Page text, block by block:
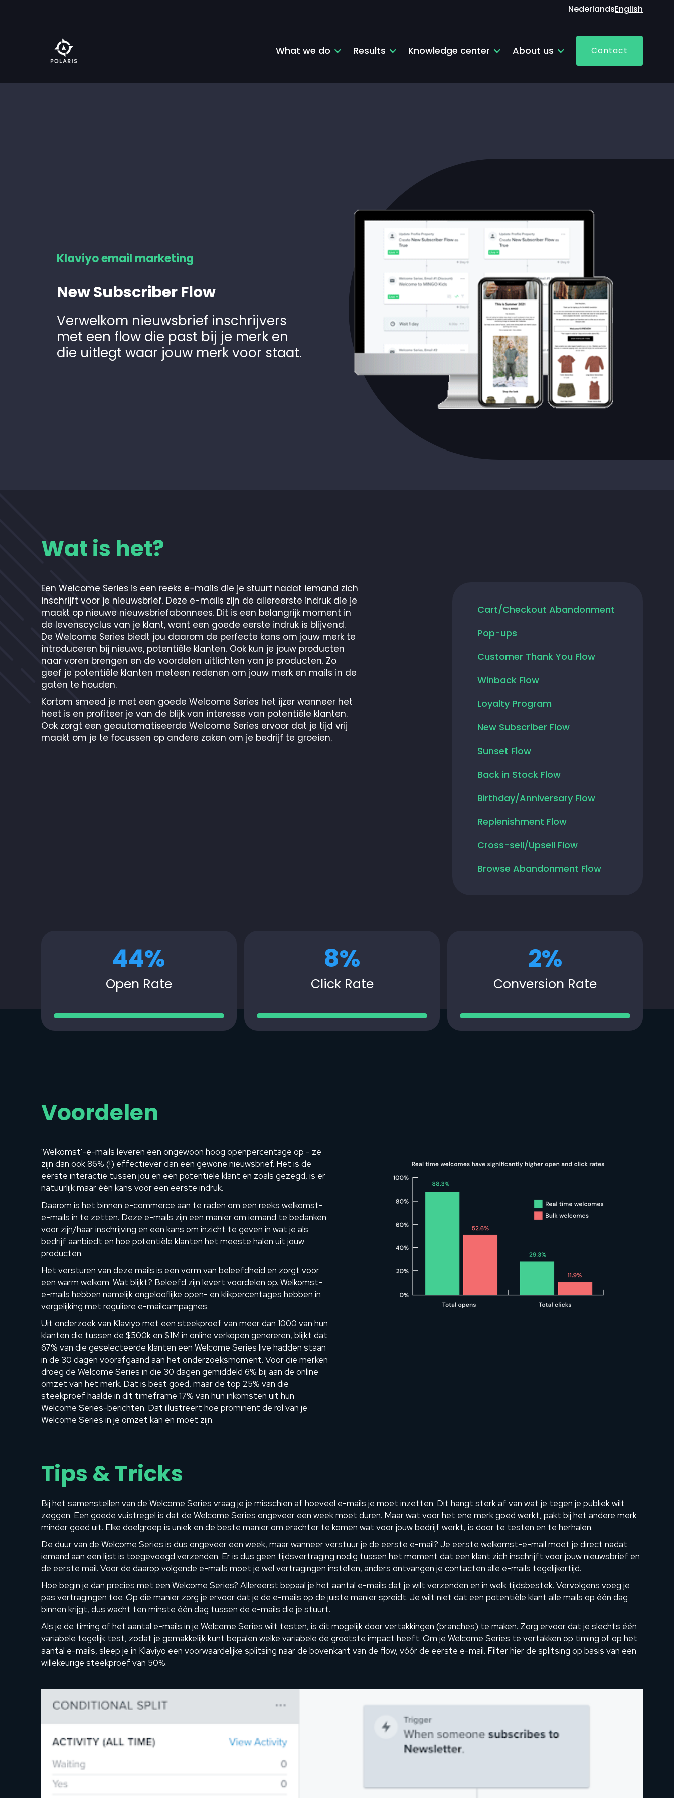
NederlandsEnglish
What we do Results Knowledge center About us Contact
Klaviyo email marketing
New Subscriber Flow
Verwelkom nieuwsbrief inschrijvers
met een flow die past bij je merk en
die uitlegt waar jouw merk voor staat.
Wat is het?
Een Welcome Series is een reeks e-mails die je stuurt nadat iemand zich
inschrijft voor je nieuwsbrief. Deze e-mails zijn de allereerste indruk die je
maakt op nieuwe nieuwsbriefabonnees. Dit is een belangrijk moment in
de levenscyclus van je klant, want een goede eerste indruk is blijvend.
De Welcome Series biedt jou daarom de perfecte kans om jouw merk te
introduceren bij nieuwe, potentiële klanten. Ook kun je jouw producten
naar voren brengen en de voordelen uitlichten van je producten. Zo
geef je potentiële klanten meteen redenen om jouw merk en mails in de
gaten te houden.
Kortom smeed je met een goede Welcome Series het ijzer wanneer het
heet is en profiteer je van de blijk van interesse van potentiële klanten.
Ook zorgt een geautomatiseerde Welcome Series ervoor dat je tijd vrij
maakt om je te focussen op andere zaken om je bedrijf te groeien.
Cart/Checkout Abandonment
Pop-ups
Customer Thank You Flow
Winback Flow
Loyalty Program
New Subscriber Flow
Sunset Flow
Back in Stock Flow
Birthday/Anniversary Flow
Replenishment Flow
Cross-sell/Upsell Flow
Browse Abandonment Flow
44%
Open Rate
8%
Click Rate
2%
Conversion Rate
Voordelen
'Welkomst'-e-mails leveren een ongewoon hoog openpercentage op - ze
zijn dan ook 86% (!) effectiever dan een gewone nieuwsbrief. Het is de
eerste interactie tussen jou en een potentiële klant en zoals gezegd, is er
natuurlijk maar één kans voor een eerste indruk.
Daarom is het binnen e-commerce aan te raden om een reeks welkomst-
e-mails in te zetten. Deze e-mails zijn een manier om iemand te bedanken
voor zijn/haar inschrijving en een kans om inzicht te geven in wat je als
bedrijf aanbiedt en hoe potentiële klanten het meeste halen uit jouw
producten.
Het versturen van deze mails is een vorm van beleefdheid en zorgt voor
een warm welkom. Wat blijkt? Beleefd zijn levert voordelen op. Welkomst-
e-mails hebben namelijk ongelooflijke open- en klikpercentages hebben in
vergelijking met reguliere e-mailcampagnes.
Uit onderzoek van Klaviyo met een steekproef van meer dan 1000 van hun
klanten die tussen de $500k en $1M in online verkopen genereren, blijkt dat
67% van die geselecteerde klanten een Welcome Series live hadden staan
in de 30 dagen voorafgaand aan het onderzoeksmoment. Voor die merken
droeg de Welcome Series in die 30 dagen gemiddeld 6% bij aan de online
omzet van het merk. Dat is best goed, maar de top 25% van die
steekproef haalde in dit timeframe 17% van hun inkomsten uit hun
Welcome Series-berichten. Dat illustreert hoe prominent de rol van je
Welcome Series in je omzet kan en moet zijn.
Tips & Tricks
Bij het samenstellen van de Welcome Series vraag je je misschien af hoeveel e-mails je moet inzetten. Dit hangt sterk af van wat je tegen je publiek wilt
zeggen. Een goede vuistregel is dat de Welcome Series ongeveer een week moet duren. Maar wat voor het ene merk goed werkt, pakt bij het andere merk
minder goed uit. Elke doelgroep is uniek en de beste manier om erachter te komen wat voor jouw bedrijf werkt, is door te testen en te herhalen.
De duur van de Welcome Series is dus ongeveer een week, maar wanneer verstuur je de eerste e-mail? Je eerste welkomst-e-mail moet je direct nadat
iemand aan een lijst is toegevoegd verzenden. Er is dus geen tijdsvertraging nodig tussen het moment dat een klant zich inschrijft voor jouw nieuwsbrief en
de eerste mail. Voor de daarop volgende e-mails moet je wel vertragingen instellen, anders ontvangen je contacten alle e-mails tegelijkertijd.
Hoe begin je dan precies met een Welcome Series? Allereerst bepaal je het aantal e-mails dat je wilt verzenden en in welk tijdsbestek. Vervolgens voeg je
pas vertragingen toe. Op die manier zorg je ervoor dat je de e-mails op de juiste manier spreidt. Je wilt niet dat een potentiële klant alle mails op één dag
binnen krijgt, dus wacht ten minste één dag tussen de e-mails die je stuurt.
Als je de timing of het aantal e-mails in je Welcome Series wilt testen, is dit mogelijk door vertakkingen (branches) te maken. Zorg ervoor dat je slechts één
variabele tegelijk test, zodat je gemakkelijk kunt bepalen welke variabele de grootste impact heeft. Om je Welcome Series te vertakken op timing of op het
aantal e-mails, sleep je in Klaviyo een voorwaardelijke splitsing naar de bovenkant van de flow, vóór de eerste e-mail. Filter hier de splitsing op basis van een
willekeurige steekproef van 50%.